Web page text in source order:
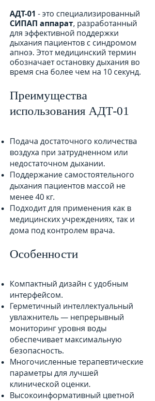
АДТ-01 - это специализированный
СИПАП аппарат, разработанный
для эффективной поддержки
дыхания пациентов с синдромом
апноэ. Этот медицинский термин
обозначает остановку дыхания во
время сна более чем на 10 секунд.
Преимущества
использования АДТ-01
Подача достаточного количества
воздуха при затрудненном или
недостаточном дыхании.
Поддержание самостоятельного
дыхания пациентов массой не
менее 40 кг.
Подходит для применения как в
медицинских учреждениях, так и
дома под контролем врача.
Особенности
Компактный дизайн с удобным
интерфейсом.
Герметичный интеллектуальный
увлажнитель — непрерывный
мониторинг уровня воды
обеспечивает максимальную
безопасность.
Многочисленные терапевтические
параметры для лучшей
клинической оценки.
Высокоинформативный цветной